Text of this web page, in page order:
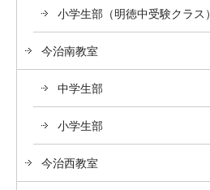
小学生部（明徳中受験クラス）
今治南教室
中学生部
小学生部
今治西教室